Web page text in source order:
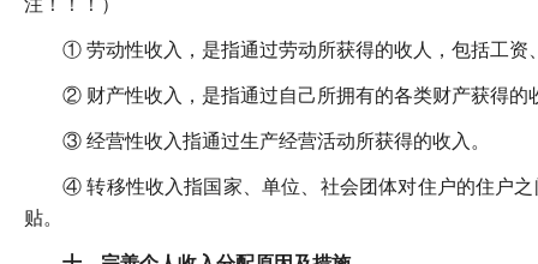
注！！！）
① 劳动性收入，是指通过劳动所获得的收人，包括工资
② 财产性收入，是指通过自己所拥有的各类财产获得
③ 经营性收入指通过生产经营活动所获得的收入。
④ 转移性收入指国家、单位、社会团体对住户的住户
贴。